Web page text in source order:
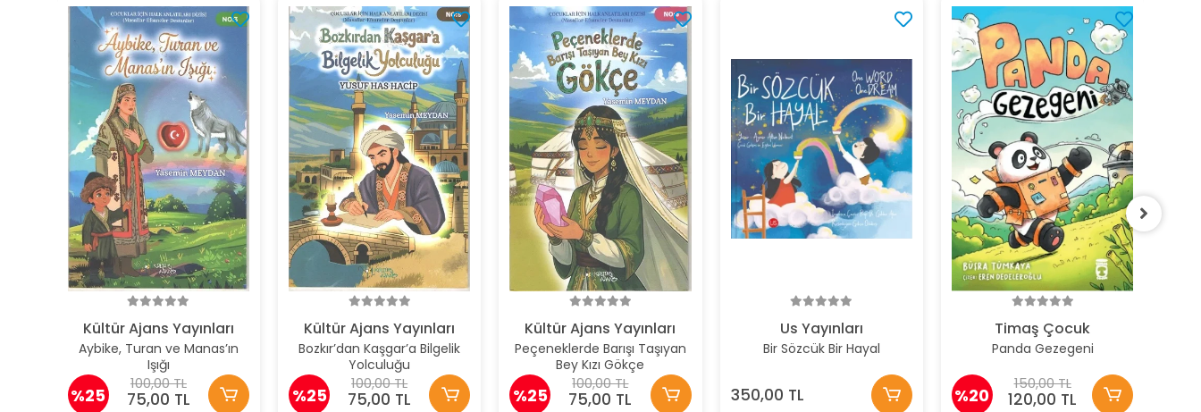
Kültür Ajans Yayınları
Aybike, Turan ve Manas’ın
Işığı
%25
100,00 TL
75,00 TL
Kültür Ajans Yayınları
Bozkır’dan Kaşgar’a Bilgelik
Yolculuğu
%25
100,00 TL
75,00 TL
Kültür Ajans Yayınları
Peçeneklerde Barışı Taşıyan
Bey Kızı Gökçe
%25
100,00 TL
75,00 TL
Us Yayınları
Bir Sözcük Bir Hayal
350,00 TL
Timaş Çocuk
Panda Gezegeni
%20
150,00 TL
120,00 TL